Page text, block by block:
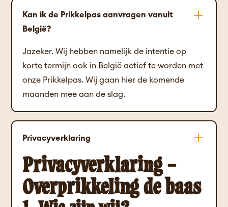
Kan ik de Prikkelpas aanvragen vanuit
België?
Jazeker. Wij hebben namelijk de intentie op
korte termijn ook in België actief te worden met
onze Prikkelpas. Wij gaan hier de komende
maanden mee aan de slag.
Privacyverklaring
Privacyverklaring –
Overprikkeling de baas